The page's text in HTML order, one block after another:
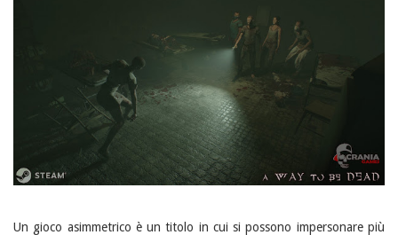
Un gioco asimmetrico è un titolo in cui si possono impersonare più